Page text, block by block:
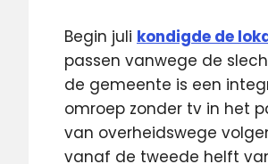
Begin juli kondigde de
passen vanwege de
de gemeente is een
omroep zonder tv in het
van overheidswege
vanaf de tweede helft